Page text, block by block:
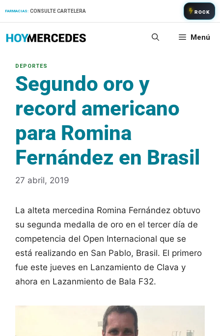
FARMACIAS: CONSULTE CARTELERA ROCK
Menú
Segundo oro y
record americano
para Romina
Fernández en Brasil
27 abril, 2019
La alteta mercedina Romina Fernández obtuvo
su segunda medalla de oro en el tercer día de
competencia del Open Internacional que se
está realizando en San Pablo, Brasil. El primero
fue este jueves en Lanzamiento de Clava y
ahora en Lazanmiento de Bala F32.